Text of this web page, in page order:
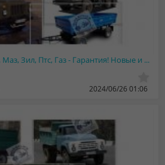
Гидроцилиндры Камаз, Маз, Зил, Птс, Газ - Гарантия! Новые и после ремонта
2024/06/26 01:06